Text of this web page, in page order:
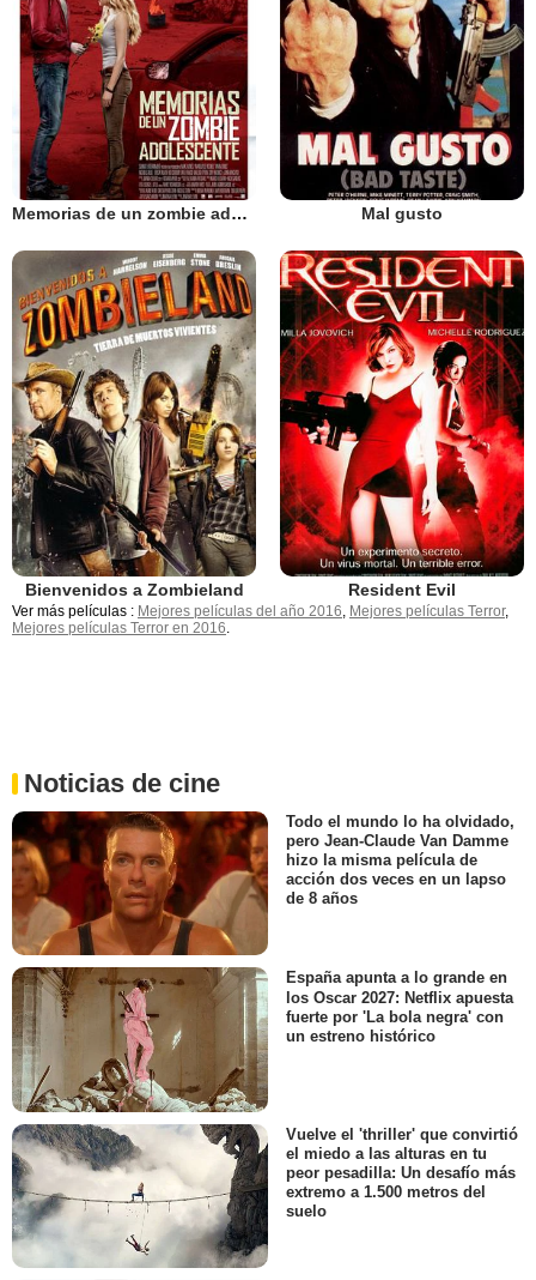
Memorias de un zombie adolescente Mal gusto
Bienvenidos a Zombieland Resident Evil
Ver más películas : Mejores películas del año 2016, Mejores películas Terror,
Mejores películas Terror en 2016.
Noticias de cine
Todo el mundo lo ha olvidado,
pero Jean-Claude Van Damme
hizo la misma película de
acción dos veces en un lapso
de 8 años
España apunta a lo grande en
los Oscar 2027: Netflix apuesta
fuerte por 'La bola negra' con
un estreno histórico
Vuelve el 'thriller' que convirtió
el miedo a las alturas en tu
peor pesadilla: Un desafío más
extremo a 1.500 metros del
suelo